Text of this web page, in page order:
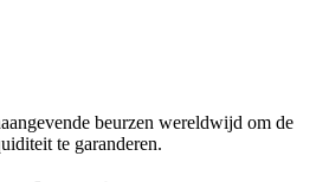
beurzen wereldwijd om de
te garanderen.